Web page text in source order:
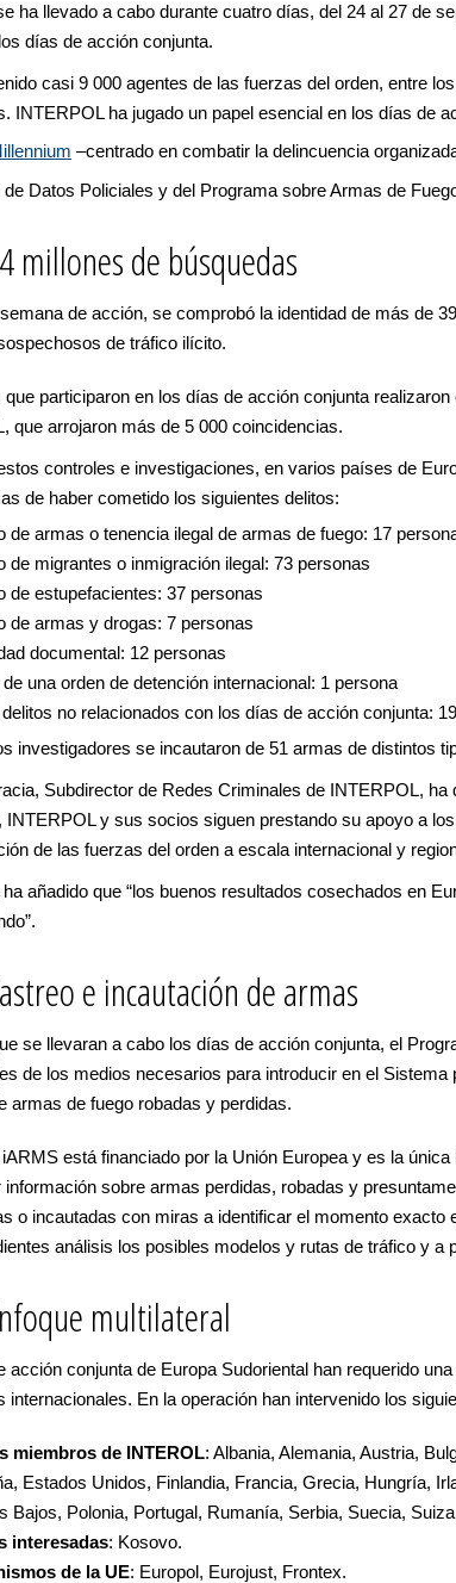
ha llevado a cabo durante cuatro días, del 24 al 27 de
días de acción conjunta.
casi 9 000 agentes de las fuerzas del orden, entre
INTERPOL ha jugado un papel esencial en los días de
–centrado en combatir la delincuencia
Datos Policiales y del Programa sobre Armas de
millones de búsquedas
de acción, se comprobó la identidad de más de
de tráfico ilícito.
participaron en los días de acción conjunta
que arrojaron más de 5 000 coincidencias.
controles e investigaciones, en varios países de
de haber cometido los siguientes delitos:
de armas o tenencia ilegal de armas de fuego: 17
de migrantes o inmigración ilegal: 73 personas
de estupefacientes: 37 personas
de armas y drogas: 7 personas
documental: 12 personas
una orden de detención internacional: 1 persona
no relacionados con los días de acción conjunta:
investigadores se incautaron de 51 armas de distintos
Subdirector de Redes Criminales de INTERPOL,
INTERPOL y sus socios siguen prestando su apoyo a
de las fuerzas del orden a escala internacional y
añadido que “los buenos resultados cosechados en
e incautación de armas
se llevaran a cabo los días de acción conjunta, el
de los medios necesarios para introducir en el
armas de fuego robadas y perdidas.
está financiado por la Unión Europea y es la
sobre armas perdidas, robadas y
o incautadas con miras a identificar el momento
análisis los posibles modelos y rutas de tráfico y a
multilateral
acción conjunta de Europa Sudoriental han requerido
internacionales. En la operación han intervenido los
miembros de INTEROL: Albania, Alemania, Austria,
Estados Unidos, Finlandia, Francia, Grecia, Hungría,
Bajos, Polonia, Portugal, Rumanía, Serbia, Suecia,
interesadas: Kosovo.
de la UE: Europol, Eurojust, Frontex.